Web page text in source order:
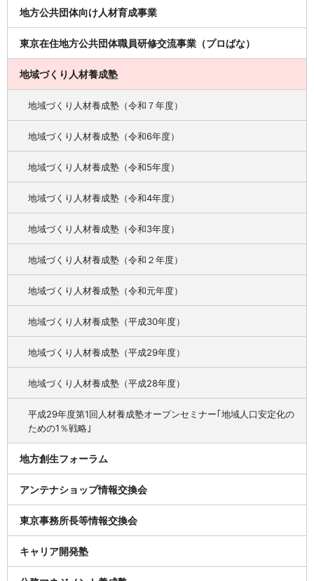
地方公共団体向け人材育成事業
東京在住地方公共団体職員研修交流事業（プロばな）
地域づくり人材養成塾
地域づくり人材養成塾（令和７年度）
地域づくり人材養成塾（令和6年度）
地域づくり人材養成塾（令和5年度）
地域づくり人材養成塾（令和4年度）
地域づくり人材養成塾（令和3年度）
地域づくり人材養成塾（令和２年度）
地域づくり人材養成塾（令和元年度）
地域づくり人材養成塾（平成30年度）
地域づくり人材養成塾（平成29年度）
地域づくり人材養成塾（平成28年度）
平成29年度第1回人材養成塾オープンセミナー｢地域人口安定化の
ための1％戦略｣
地方創生フォーラム
アンテナショップ情報交換会
東京事務所長等情報交換会
キャリア開発塾